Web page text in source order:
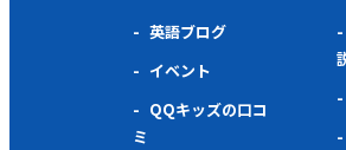
英語ブログ
イベント
QQキッズの口コ
ミ